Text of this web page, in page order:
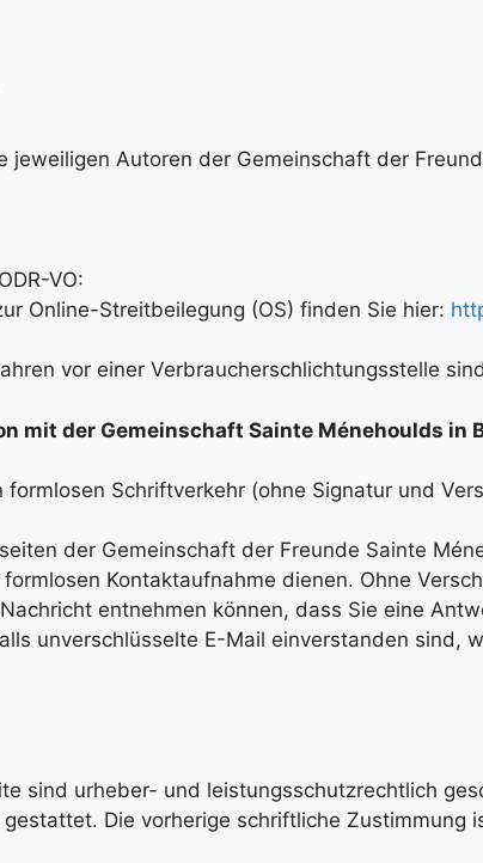
Autoren der Gemeinschaft der
VO:
Online-Streitbeilegung (OS) finden Sie hier:
vor einer Verbraucherschlichtungsstelle
mit der Gemeinschaft Sainte Ménehoulds in
Schriftverkehr (ohne Signatur und
der Gemeinschaft der Freunde Sainte
Kontaktaufnahme dienen. Ohne
entnehmen können, dass Sie eine
unverschlüsselte E-Mail einverstanden sind,
sind urheber- und leistungsschutzrechtlich
Die vorherige schriftliche Zustimmung